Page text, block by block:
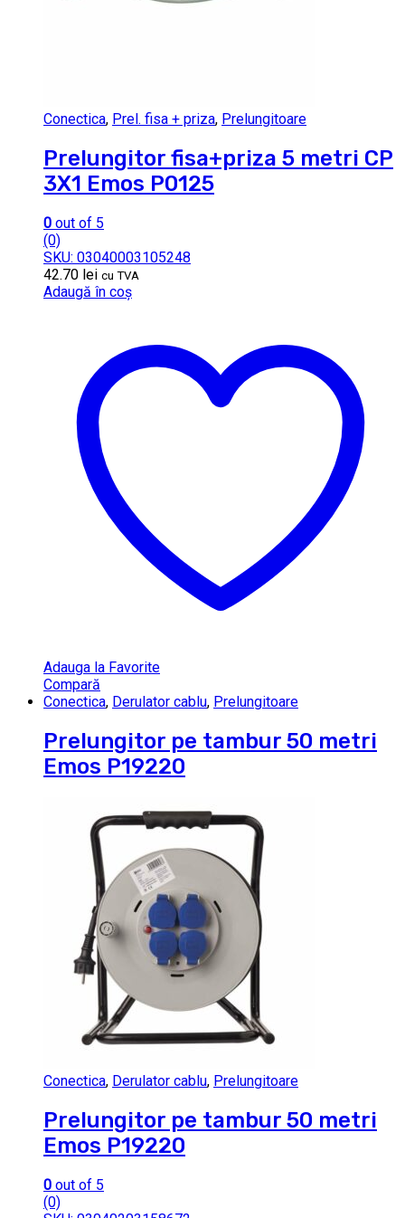
Conectica, Prel. fisa + priza, Prelungitoare
Prelungitor fisa+priza 5 metri CP
3X1 Emos P0125
0 out of 5
(0)
SKU: 03040003105248
42.70 lei cu TVA
Adaugă în coș
Adauga la Favorite
Compară
Conectica, Derulator cablu, Prelungitoare
Prelungitor pe tambur 50 metri
Emos P19220
Conectica, Derulator cablu, Prelungitoare
Prelungitor pe tambur 50 metri
Emos P19220
0 out of 5
(0)